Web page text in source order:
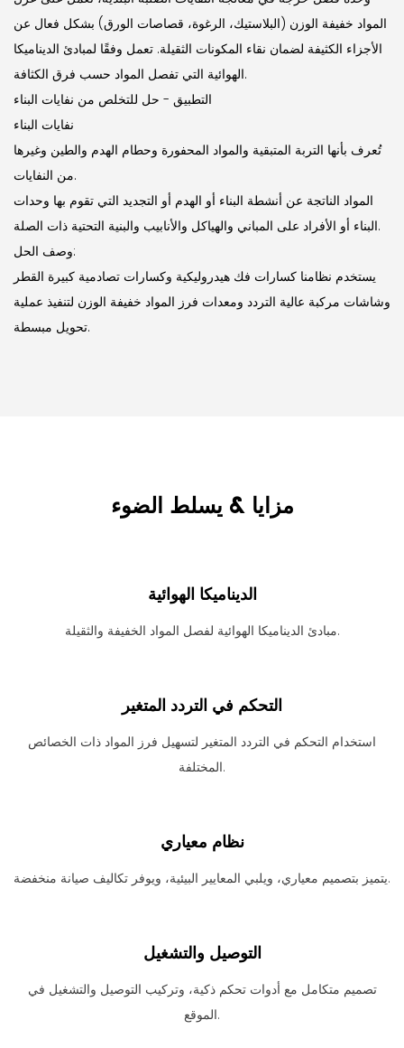
المواد خفيفة الوزن (البلاستيك، الرغوة، قصاصات الورق) بشكل فعال عن
الأجزاء الكثيفة لضمان نقاء المكونات الثقيلة. تعمل وفقًا لمبادئ الديناميكا
الهوائية التي تفصل المواد حسب فرق الكثافة.
التطبيق - حل للتخلص من نفايات البناء
نفايات البناء
تُعرف بأنها التربة المتبقية والمواد المحفورة وحطام الهدم والطين وغيرها
من النفايات.
المواد الناتجة عن أنشطة البناء أو الهدم أو التجديد التي تقوم بها وحدات
البناء أو الأفراد على المباني والهياكل والأنابيب والبنية التحتية ذات الصلة.
وصف الحل:
يستخدم نظامنا كسارات فك هيدروليكية وكسارات تصادمية كبيرة القطر
وشاشات مركبة عالية التردد ومعدات فرز المواد خفيفة الوزن لتنفيذ عملية
تحويل مبسطة.
مزايا & يسلط الضوء
الديناميكا الهوائية
مبادئ الديناميكا الهوائية لفصل المواد الخفيفة والثقيلة.
التحكم في التردد المتغير
استخدام التحكم في التردد المتغير لتسهيل فرز المواد ذات الخصائص
المختلفة.
نظام معياري
يتميز بتصميم معياري، ويلبي المعايير البيئية، ويوفر تكاليف صيانة منخفضة.
التوصيل والتشغيل
تصميم متكامل مع أدوات تحكم ذكية، وتركيب التوصيل والتشغيل في
الموقع.